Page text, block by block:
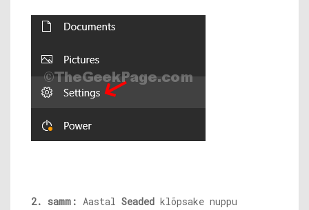
2. samm: Aastal Seaded klõpsake nuppu